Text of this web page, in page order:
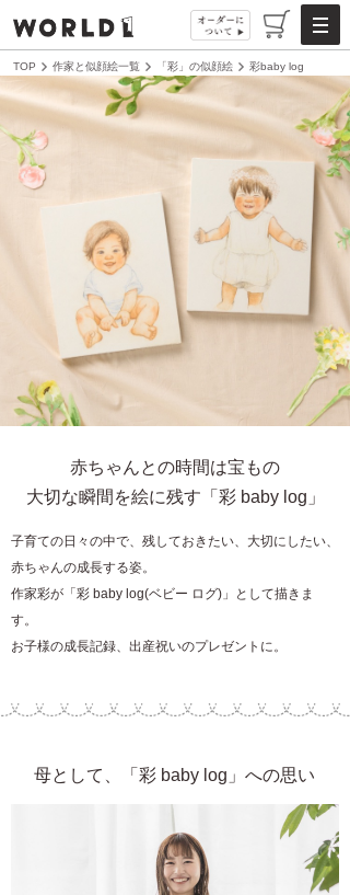
TOP 作家と似顔絵一覧 「彩」の似顔絵 彩baby log
赤ちゃんとの時間は宝もの
大切な瞬間を絵に残す「彩 baby log」
子育ての日々の中で、残しておきたい、大切にしたい、
赤ちゃんの成長する姿。
作家彩が「彩 baby log(ベビー ログ)」として描きま
す。
お子様の成長記録、出産祝いのプレゼントに。
母として、「彩 baby log」への思い